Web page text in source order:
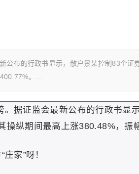
公布的行政书显示，散户景某控制83个证
。…
据证监会最新公布的行政书显
纵期间最高上涨380.48%，振
家”呀！